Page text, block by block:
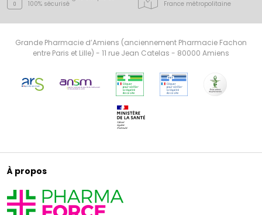
100% sécurisé France métropolitaine
Grande Pharmacie d’Amiens (anciennement Pharmacie Fachon
entre Paris et Lille) - 11 rue Jean Catelas - 80000 Amiens
À propos